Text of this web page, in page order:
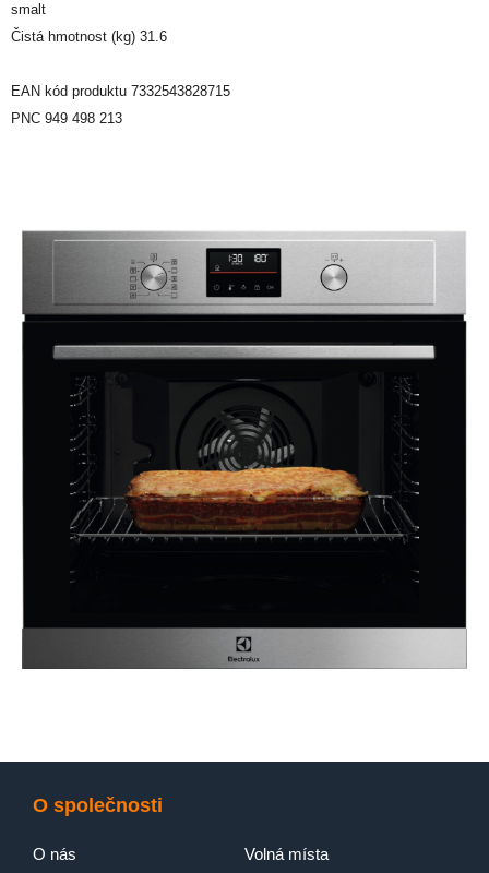
smalt
Čistá hmotnost (kg) 31.6
EAN kód produktu 7332543828715
PNC 949 498 213
O společnosti
O nás
Volná místa